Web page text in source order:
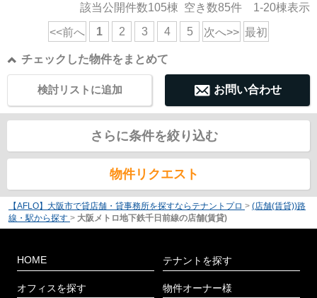
該当公開件数105棟 空き数85件 1-20棟表示
<<前へ 1 2 3 4 5 次へ>> 最初
チェックした物件をまとめて
お問い合わせ
検討リストに追加
さらに条件を絞り込む
物件リクエスト
【AFLO】大阪市で貸店舗・貸事務所を探すならテナントプロ > (店舗(賃貸))路
線・駅から探す > 大阪メトロ地下鉄千日前線の店舗(賃貸)
HOME
オフィスを探す
テナントを探す
物件オーナー様